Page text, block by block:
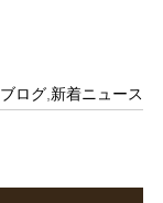
ブログ 新着ニュース